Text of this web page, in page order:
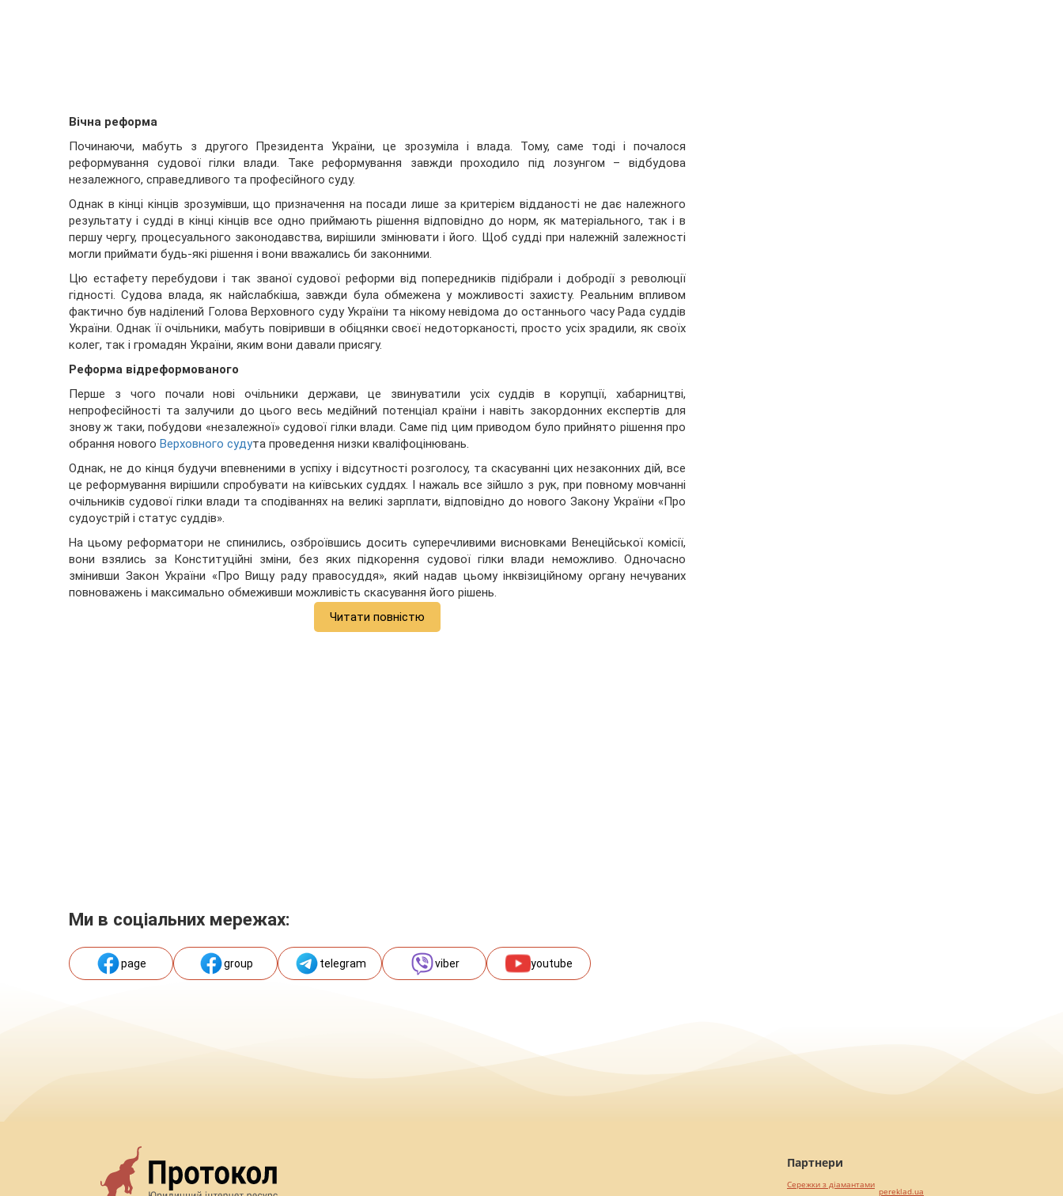
Вічна реформа
Починаючи, мабуть з другого Президента України, це зрозуміла і влада. Тому, саме тоді і почалося
реформування судової гілки влади. Таке реформування завжди проходило під лозунгом – відбудова
незалежного, справедливого та професійного суду.
Однак в кінці кінців зрозумівши, що призначення на посади лише за критерієм відданості не дає належного
результату і судді в кінці кінців все одно приймають рішення відповідно до норм, як матеріального, так і в
першу чергу, процесуального законодавства, вирішили змінювати і його. Щоб судді при належній залежності
могли приймати будь-які рішення і вони вважались би законними.
Цю естафету перебудови і так званої судової реформи від попередників підібрали і добродії з революції
гідності. Судова влада, як найслабкіша, завжди була обмежена у можливості захисту. Реальним впливом
фактично був наділений Голова Верховного суду України та нікому невідома до останнього часу Рада суддів
України. Однак її очільники, мабуть повіривши в обіцянки своєї недоторканості, просто усіх зрадили, як своїх
колег, так і громадян України, яким вони давали присягу.
Реформа відреформованого
Перше з чого почали нові очільники держави, це звинуватили усіх суддів в корупції, хабарництві,
непрофесійності та залучили до цього весь медійний потенціал країни і навіть закордонних експертів для
знову ж таки, побудови «незалежної» судової гілки влади. Саме під цим приводом було прийнято рішення про
обрання нового Верховного судута проведення низки кваліфоцінювань.
Однак, не до кінця будучи впевненими в успіху і відсутності розголосу, та скасуванні цих незаконних дій, все
це реформування вирішили спробувати на київських суддях. І нажаль все зійшло з рук, при повному мовчанні
очільників судової гілки влади та сподіваннях на великі зарплати, відповідно до нового Закону України «Про
судоустрій і статус суддів».
На цьому реформатори не спинились, озброївшись досить суперечливими висновками Венеційської комісії,
вони взялись за Конституційні зміни, без яких підкорення судової гілки влади неможливо. Одночасно
змінивши Закон України «Про Вищу раду правосуддя», який надав цьому інквізиційному органу нечуваних
повноважень і максимально обмеживши можливість скасування його рішень.
Читати повністю
Ми в соціальних мережах:
page group telegram viber youtube
Партнери
Сережки з діамантами
pereklad.ua